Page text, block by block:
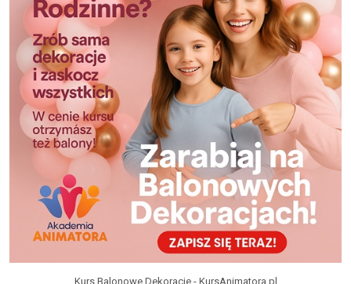
Kurs Balonowe Dekoracje - KursAnimatora.pl